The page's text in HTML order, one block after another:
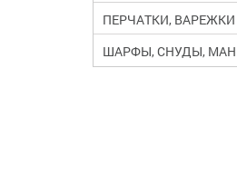
ПЕРЧАТКИ, ВАРЕЖКИ
ШАРФЫ, СНУДЫ,